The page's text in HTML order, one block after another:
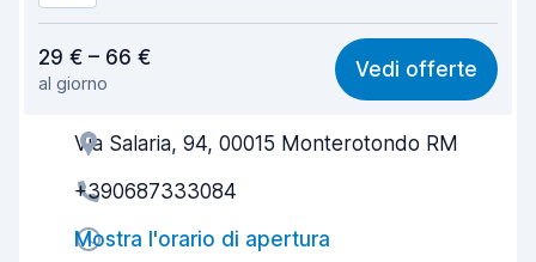
8,1
Facile da trovare 8,2
Gentilezza degli agenti
Rapidità del ritiro
Rapidità della riconsegna
29 € – 66 €
al giorno
Vedi offerte
Via Salaria, 94, 00015 Monterotondo RM
+390687333084
Mostra l'orario di apertura